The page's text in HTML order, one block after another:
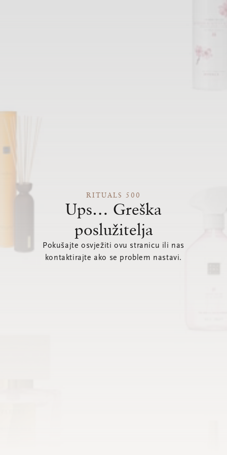
RITUALS 500
Ups… Greška
poslužitelja
Pokušajte osvježiti ovu stranicu ili nas
kontaktirajte ako se problem nastavi.